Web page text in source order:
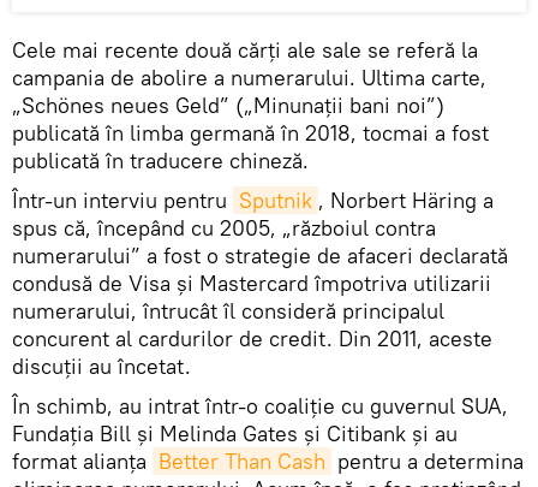
Cele mai recente două cărți ale sale se referă la
campania de abolire a numerarului. Ultima carte,
„Schönes neues Geld” („Minunaţii bani noi”)
publicată în limba germană în 2018, tocmai a fost
publicată în traducere chineză.
Într-un interviu pentru Sputnik , Norbert Häring a
spus că, începând cu 2005, „războiul contra
numerarului” a fost o strategie de afaceri declarată
condusă de Visa și Mastercard împotriva utilizarii
numerarului, întrucât îl consideră principalul
concurent al cardurilor de credit. Din 2011, aceste
discuții au încetat.
În schimb, au intrat într-o coaliție cu guvernul SUA,
Fundația Bill și Melinda Gates și Citibank și au
format alianța Better Than Cash pentru a determina